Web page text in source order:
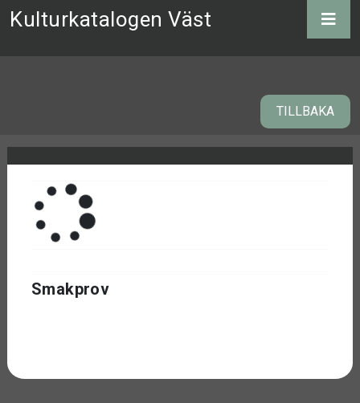
Kulturkatalogen Väst
TILLBAKA
Smakprov